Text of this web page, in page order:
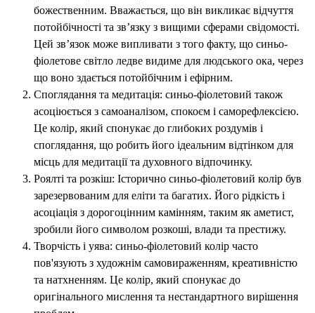
божественним. Вважається, що він викликає відчуття
потойбічності та зв’язку з вищими сферами свідомості.
Цей зв’язок може випливати з того факту, що синьо-
фіолетове світло ледве видиме для людського ока, через
що воно здається потойбічним і ефірним.
Споглядання та медитація: синьо-фіолетовий також
асоціюється з самоаналізом, спокоєм і саморефлексією.
Це колір, який спонукає до глибоких роздумів і
споглядання, що робить його ідеальним відтінком для
місць для медитації та духовного відпочинку.
Роялті та розкіш: Історично синьо-фіолетовий колір був
зарезервованим для еліти та багатих. Його рідкість і
асоціація з дорогоцінним камінням, таким як аметист,
зробили його символом розкоші, влади та престижу.
Творчість і уява: синьо-фіолетовий колір часто
пов'язують з художнім самовираженням, креативністю
та натхненням. Це колір, який спонукає до
оригінального мислення та нестандартного вирішення